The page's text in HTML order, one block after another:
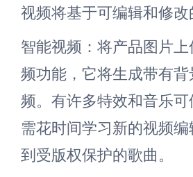
视频将基于可编辑和修改
智能视频：将产品图片
频功能，它将生成带有
频。有许多特效和音乐
需花时间学习新的视频
到受版权保护的歌曲。